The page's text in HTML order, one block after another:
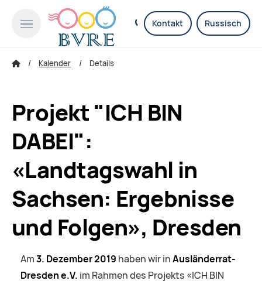
Kontakt Russisch
Kalender Details
Projekt "ICH BIN
DABEI":
«Landtagswahl in
Sachsen: Ergebnisse
und Folgen», Dresden
Am3. Dezember 2019 haben wir inAusländerrat-
Dresden e.V. im Rahmen des Projekts «ICH BIN